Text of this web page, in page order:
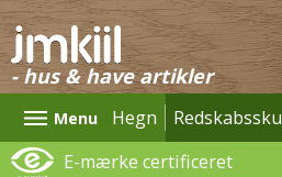
- hus & have artikler
Menu Hegn
E-mærke certificeret